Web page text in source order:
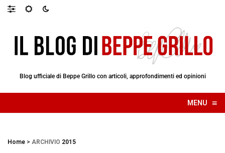
Blog ufficiale di Beppe Grillo con articoli, approfondimenti ed opinioni
MENU ≡
☰
Home > ARCHIVIO 2015